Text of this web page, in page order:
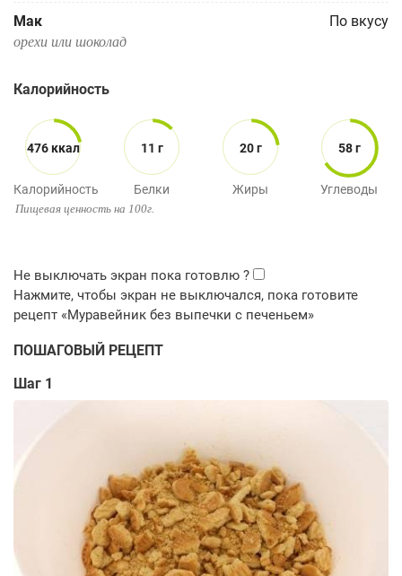
Мак По вкусу
орехи или шоколад
Калорийность
476 ккал
Калорийность
11 г
Белки
20 г
Жиры
58 г
Углеводы
Пищевая ценность на 100г.
ПОШАГОВЫЙ РЕЦЕПТ
Шаг 1